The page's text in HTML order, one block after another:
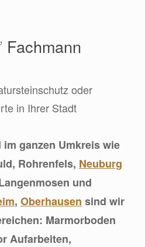
Fachmann
oder
in Ihrer Stadt
ganzen Umkreis wie
Rohrenfels, Neuburg
und
, Oberhausen sind wir
Marmorboden
Aufarbeiten,